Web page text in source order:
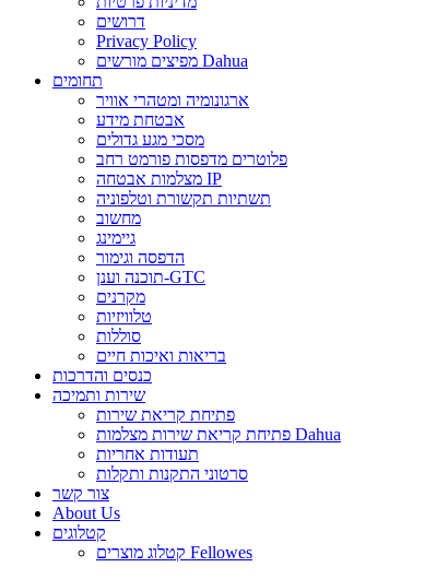
דרושים
Privacy Policy
מפיצים מורשים Dahua
תחומים
ארגונומיה ומטהרי אוויר
אבטחת מידע
מסכי מגע גדולים
פלוטרים מדפסות פורמט רחב
מצלמות אבטחה IP
תשתיות תקשורת וטלפוניה
מחשוב
גיימינג
הדפסה וגימור
תוכנה וענן-GTC
מקרנים
טלוויזיות
סוללות
בריאות ואיכות חיים
כנסים והדרכות
שירות ותמיכה
פתיחת קריאת שירות
פתיחת קריאת שירות מצלמות Dahua
תעודות אחריות
סרטוני התקנות ותקלות
צור קשר
About Us
קטלוגים
קטלוג מוצרים Fellowes